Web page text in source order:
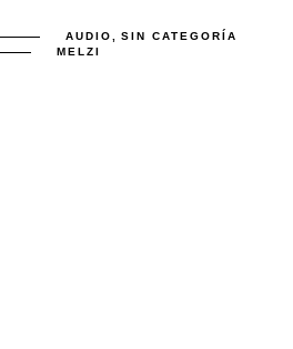
AUDIO
SIN CATEGORÍA
MELZI